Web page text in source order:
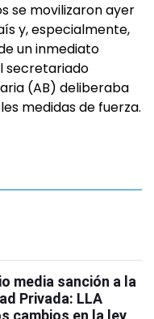
se movilizaron ayer
y, especialmente,
un inmediato
secretariado
(AB) deliberaba
medidas de fuerza.
media sanción a la
Privada: LLA
cambios en la ley